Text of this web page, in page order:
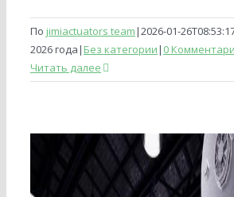
По jimiactuators team|2026-01-
2026 года| Без категории| 0
Читать далее